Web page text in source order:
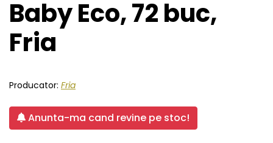
Baby Eco, 72 buc,
Fria
Producator: Fria
Anunta-ma cand revine pe stoc!